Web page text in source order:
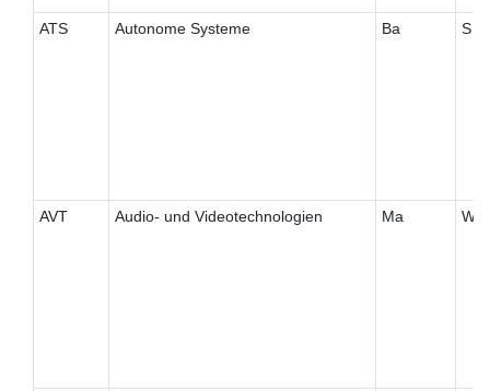
ATS Autonome Systeme Ba S
AVT Audio- und Videotechnologien Ma W